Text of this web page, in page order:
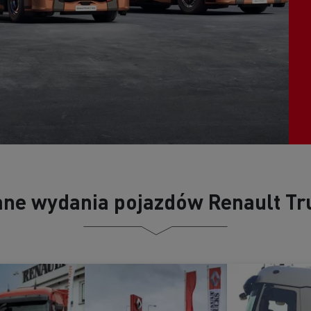
D Wide
Czy elektromobilność jest droga?
Jazda elektrycznymi ciężarówkami
wydania pojazdów Renault